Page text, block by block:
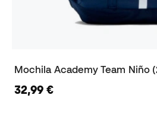
Mochila Academy Team Niño
32,99 €